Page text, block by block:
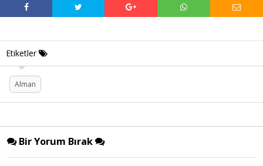
Etiketler
Alman
Bir Yorum Bırak